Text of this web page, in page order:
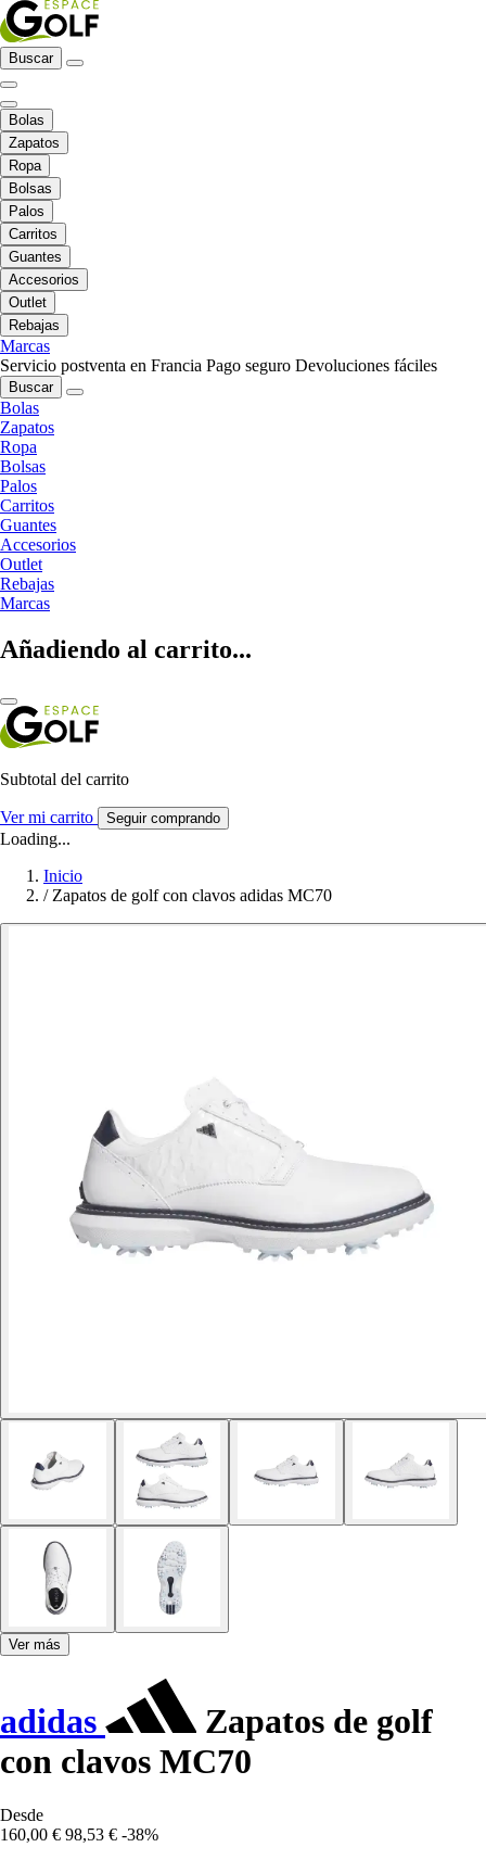
Buscar
Bolas
Zapatos
Ropa
Bolsas
Palos
Carritos
Guantes
Accesorios
Outlet
Rebajas
Marcas
Servicio postventa en Francia Pago seguro Devoluciones fáciles
Buscar
Bolas
Zapatos
Ropa
Bolsas
Palos
Carritos
Guantes
Accesorios
Outlet
Rebajas
Marcas
Añadiendo al carrito...
Subtotal del carrito
Ver mi carrito Seguir comprando
Loading...
Inicio
/ Zapatos de golf con clavos adidas MC70
Ver más
adidas
Zapatos de golf
con clavos MC70
Desde
160,00 € 98,53 € -38%